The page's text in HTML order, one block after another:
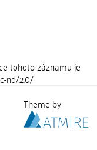
tohoto záznamu je
nd/2.0/
Theme by